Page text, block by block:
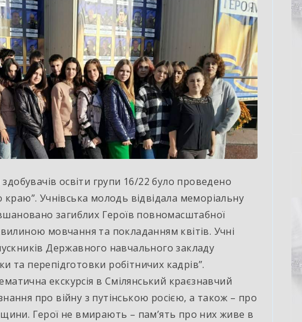
освіти групи 16/22 було проведено
краю”. Учнівська молодь відвідала меморіальну
загиблих Героїв повномасштабної
мовчання та покладанням квітів. Учні
Державного навчального закладу
та перепідготовки робітничих кадрів”.
екскурсія в Смілянський краєзнавчий
про війну з путінською росією, а також – про
Герої не вмирають – пам’ять про них живе в